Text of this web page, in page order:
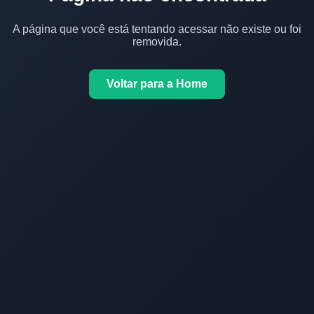
A página que você está tentando acessar não existe ou foi
removida.
Voltar para a Home